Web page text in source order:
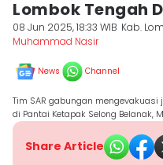
Lombok Tengah
08 Jun 2025, 18:33 WIB Kab.
Muhammad Nasir
News Channel
Tim SAR gabungan
di Pantai Ketapak Selong
Share Article